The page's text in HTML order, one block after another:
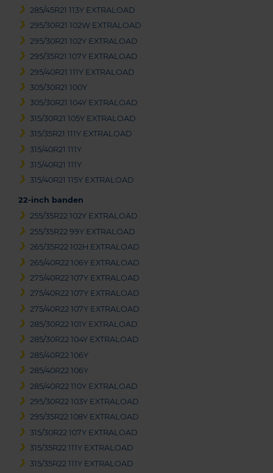
285/45R21 113Y EXTRALOAD
295/30R21 102W EXTRALOAD
295/30R21 102Y EXTRALOAD
295/35R21 107Y EXTRALOAD
295/40R21 111Y EXTRALOAD
305/30R21 100Y
305/30R21 104Y EXTRALOAD
315/30R21 105Y EXTRALOAD
315/35R21 111Y EXTRALOAD
315/40R21 111Y
315/40R21 111Y
315/40R21 115Y EXTRALOAD
22-inch banden
255/35R22 102Y EXTRALOAD
255/35R22 99Y EXTRALOAD
265/35R22 102H EXTRALOAD
265/40R22 106Y EXTRALOAD
275/40R22 107Y EXTRALOAD
275/40R22 107Y EXTRALOAD
275/40R22 107Y EXTRALOAD
285/30R22 101Y EXTRALOAD
285/30R22 104Y EXTRALOAD
285/40R22 106Y
285/40R22 106Y
285/40R22 110Y EXTRALOAD
295/30R22 103Y EXTRALOAD
295/35R22 108Y EXTRALOAD
315/30R22 107Y EXTRALOAD
315/35R22 111Y EXTRALOAD
315/35R22 111Y EXTRALOAD